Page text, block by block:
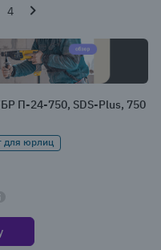
4
П-24-750, SDS-Plus, 750
для юрлиц